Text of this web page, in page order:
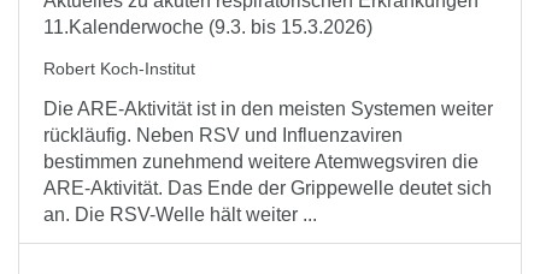
11.Kalenderwoche (9.3. bis 15.3.2026)
Robert Koch-Institut
Die ARE-Aktivität ist in den meisten Systemen weiter
rückläufig. Neben RSV und Influenzaviren
bestimmen zunehmend weitere Atemwegsviren die
ARE-Aktivität. Das Ende der Grippewelle deutet sich
an. Die RSV-Welle hält weiter ...